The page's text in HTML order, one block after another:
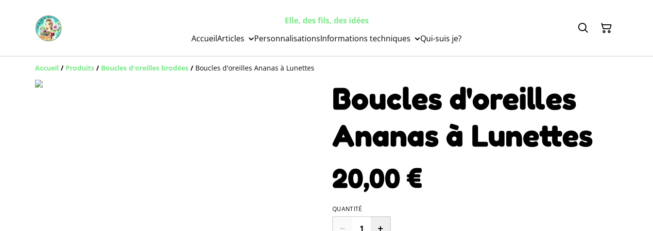
Elle, des fils, des idées
AccueilArticles PersonnalisationsInformations techniques Qui-suis je?
Accueil / Produits / Boucles d'oreilles brodées / Boucles d'oreilles Ananas à Lunettes
Boucles d'oreilles
Ananas à Lunettes
20,00 €
QUANTITÉ